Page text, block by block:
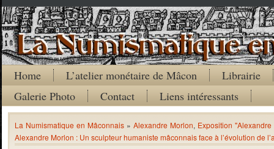
Home L’atelier monétaire de Mâcon
Librairie
Galerie Photo
Contact Liens intéressants
La Numismatique en Mâconnais » Alexandre Morlon, Exposition "Alexandre
Alexandre Morlon : Un sculpteur humaniste mâconnais face à l’évolution de